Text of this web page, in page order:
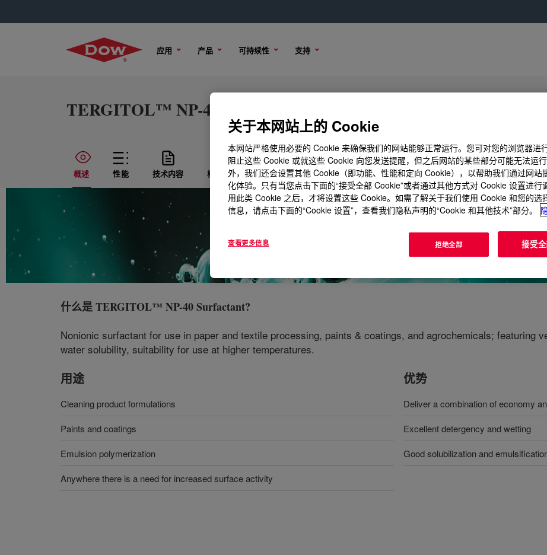
应用 产品 可持续性 支持
TERGITOL™ NP-40 Surfactant
概述 性能 技术内容 样品选项 购买选项
什么是TERGITOL™ NP-40 Surfactant?
Nonionic surfactant for use in paper and textile processing, paints & coatings, and agrochemicals; featuring
water solubility, suitability for use at higher temperatures​​​​​​​.
用途
Cleaning product formulations
Paints and coatings
Emulsion polymerization
Anywhere there is a need for increased surface activity
优势
Deliver a combination of economy
Excellent detergency and wetting
Good solubilization and
关于本网站上的 Cookie
本网站严格使用必要的 Cookie 来确保我们的网站能够正常运行。您可对您的浏览器进
阻止这些 Cookie 或就这些 Cookie 向您发送提醒，但之后网站的某些部分可能无法运
外，我们还会设置其他 Cookie（即功能、性能和定向 Cookie），以帮助我们通过网站
化体验。只有当您点击下面的“接受全部 Cookie”或者通过其他方式对 Cookie 设置进行
用此类 Cookie 之后，才将设置这些 Cookie。如需了解关于我们使用 Cookie 和您的选
信息，请点击下面的“Cookie 设置”，查看我们隐私声明的“Cookie 和其他技术”部分。
查看更多信息 拒绝全部 接受